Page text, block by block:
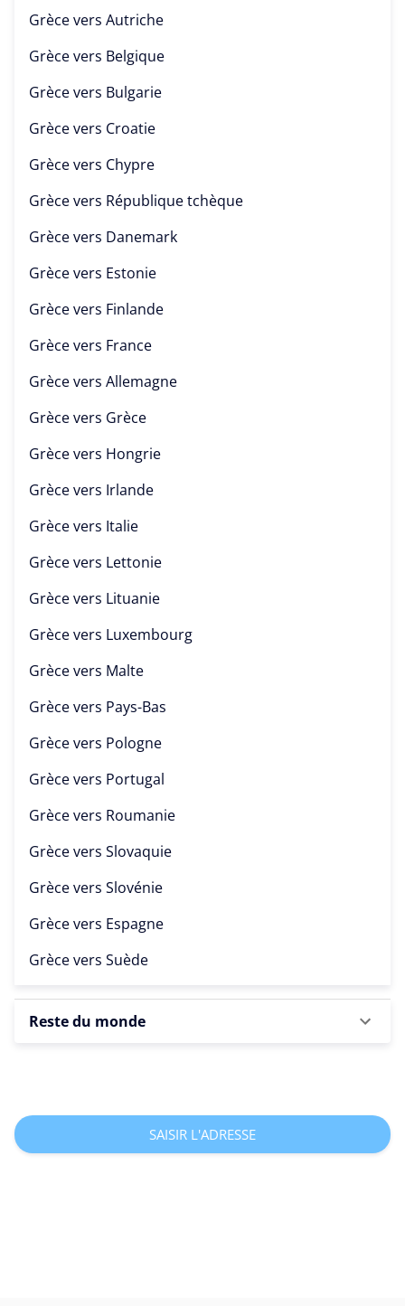
Grèce vers Autriche
Grèce vers Belgique
Grèce vers Bulgarie
Grèce vers Croatie
Grèce vers Chypre
Grèce vers République tchèque
Grèce vers Danemark
Grèce vers Estonie
Grèce vers Finlande
Grèce vers France
Grèce vers Allemagne
Grèce vers Grèce
Grèce vers Hongrie
Grèce vers Irlande
Grèce vers Italie
Grèce vers Lettonie
Grèce vers Lituanie
Grèce vers Luxembourg
Grèce vers Malte
Grèce vers Pays-Bas
Grèce vers Pologne
Grèce vers Portugal
Grèce vers Roumanie
Grèce vers Slovaquie
Grèce vers Slovénie
Grèce vers Espagne
Grèce vers Suède
Reste du monde
SAISIR L'ADRESSE